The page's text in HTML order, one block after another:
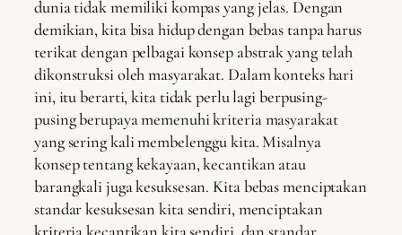
dunia tidak memiliki kompas yang jelas. Dengan
demikian, kita bisa hidup dengan bebas tanpa harus
terikat dengan pelbagai konsep abstrak yang telah
dikonstruksi oleh masyarakat. Dalam konteks hari
ini, itu berarti, kita tidak perlu lagi berpusing-
pusing berupaya memenuhi kriteria masyarakat
yang sering kali membelenggu kita. Misalnya
konsep tentang kekayaan, kecantikan atau
barangkali juga kesuksesan. Kita bebas menciptakan
standar kesuksesan kita sendiri, menciptakan